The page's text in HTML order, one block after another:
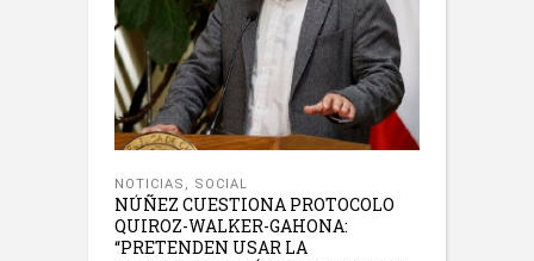
NOTICIAS , SOCIAL
NÚÑEZ CUESTIONA PROTOCOLO
QUIROZ-WALKER-GAHONA:
“PRETENDEN USAR LA